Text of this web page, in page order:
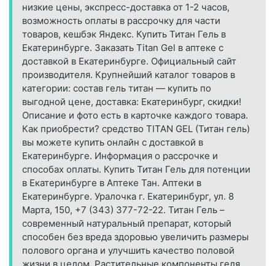
низкие цены, экспресс-доставка от 1-2 часов,
возможность оплаты в рассрочку для части
товаров, кешбэк Яндекс. Купить Титан Гель в
Екатеринбурге. Заказать Titan Gel в аптеке с
доставкой в Екатеринбурге. Официальный сайт
производителя. Крупнейший каталог товаров в
категории: состав гель титан — купить по
выгодной цене, доставка: Екатеринбург, скидки!
Описание и фото есть в карточке каждого товара.
Как приобрести? средство TITAN GEL (Титан гель)
вы можете купить онлайн с доставкой в
Екатеринбурге. Информация о рассрочке и
способах оплаты. Купить Титан Гель для потенции
в Екатеринбурге в Аптеке Тан. Аптеки в
Екатеринбурге. Уралочка г. Екатеринбург, ул. 8
Марта, 150, +7 (343) 377-72-22. Титан Гель –
современный натуральный препарат, который
способен без вреда здоровью увеличить размеры
полового органа и улучшить качество половой
жизни в целом. Растительные компоненты геля